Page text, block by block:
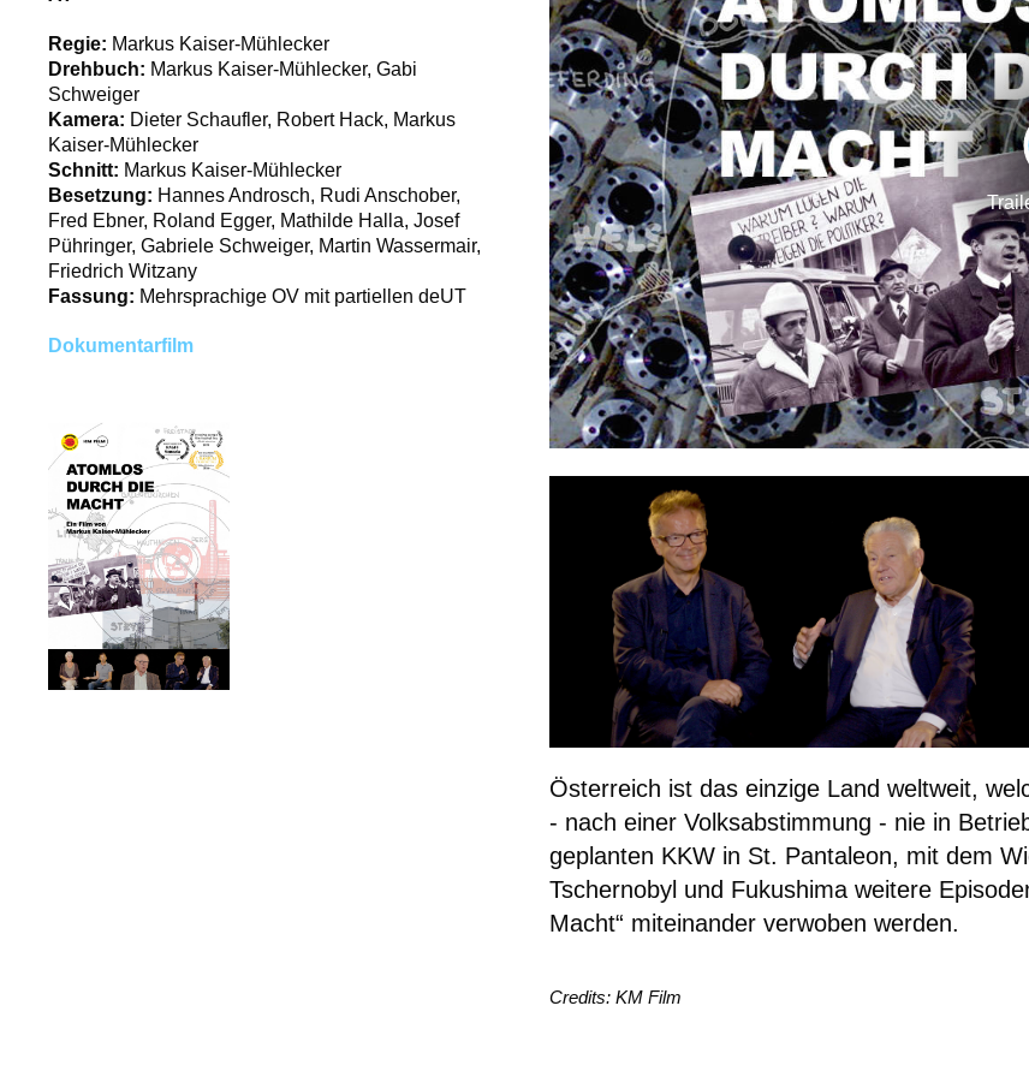
Gutscheine
& Filmpässe
Account
Suche
Regie: Markus Kaiser-Mühlecker
Drehbuch: Markus Kaiser-Mühlecker, Gabi
Schweiger
Kamera: Dieter Schaufler, Robert Hack, Markus
Kaiser-Mühlecker
Schnitt: Markus Kaiser-Mühlecker
Besetzung: Hannes Androsch, Rudi Anschober,
Fred Ebner, Roland Egger, Mathilde Halla, Josef
Pühringer, Gabriele Schweiger, Martin Wassermair,
Friedrich Witzany
Fassung: Mehrsprachige OV mit partiellen deUT
Dokumentarfilm
Österreich ist das einzige Land weltweit,
- nach einer Volksabstimmung - nie in
geplanten KKW in St. Pantaleon, mit dem
Tschernobyl und Fukushima weitere
Macht“ miteinander verwoben werden.
Credits: KM Film